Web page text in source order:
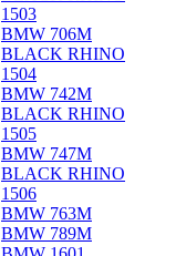
1503
BMW 706M
BLACK RHINO
1504
BMW 742M
BLACK RHINO
1505
BMW 747M
BLACK RHINO
1506
BMW 763M
BMW 789M